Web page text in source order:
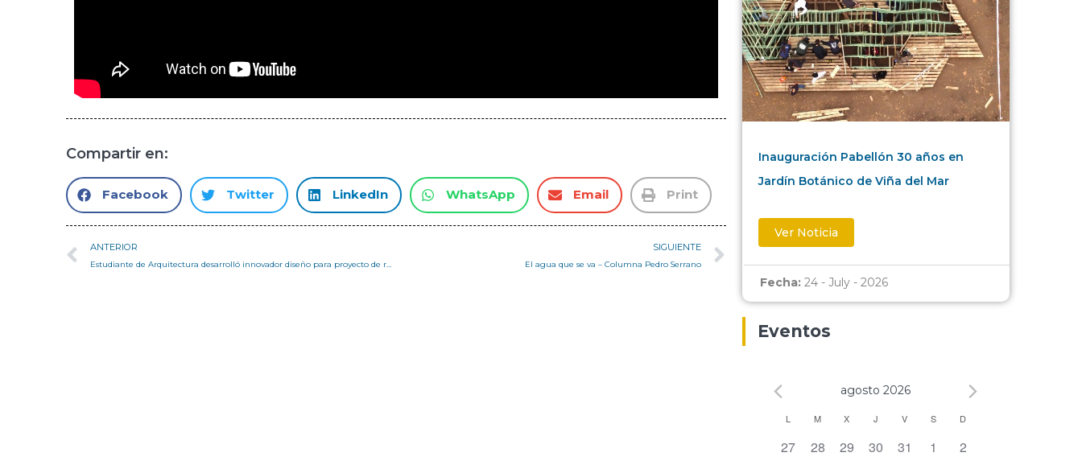
Compartir en:
Facebook Twitter LinkedIn WhatsApp Email Print
ANTERIOR SIGUIENTE
El agua que se va – Columna Pedro Serrano
Inauguración Pabellón 30 años en
Jardín Botánico de Viña del Mar
Ver Noticia
Fecha: 24 - July - 2026
Eventos
agosto 2026
Calendario
de
L M X J V S D
0 eventos,
27 0 eventos,
28 0 eventos,
29 0 eventos,
30 0 eventos,
31 0 eventos,
1 0 eventos,
2